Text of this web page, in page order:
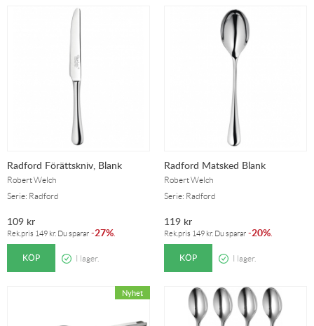
Radford Förättskniv, Blank
Robert Welch
Serie: Radford
109 kr
Rek.pris 149 kr. Du sparar -27%.
KÖP I lager.
Radford Matsked Blank
Robert Welch
Serie: Radford
119 kr
Rek.pris 149 kr. Du sparar -20%.
KÖP I lager.